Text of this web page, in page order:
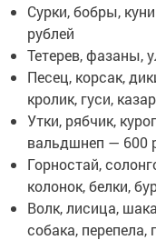
Сурки, бобры,
рублей
Тетерев, фазаны,
Песец, корсак,
кролик, гуси,
Утки, рябчик,
вальдшнеп — 600
Горностай,
колонок, белки,
Волк, лисица,
собака,